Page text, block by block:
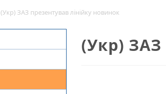
(Укр) ЗАЗ презентував лінійку новинок
(Укр) ЗАЗ